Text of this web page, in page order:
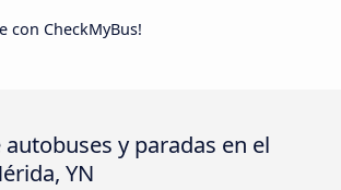
con CheckMyBus!
autobuses y paradas en el
YN